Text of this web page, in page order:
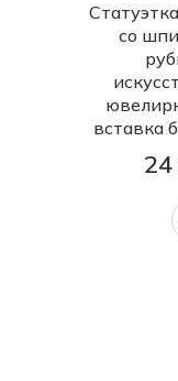
со
вставка